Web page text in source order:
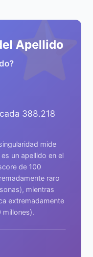
⭐
Apellido
388.218
mide
un apellido en el
de 100
raro
mientras
extremadamente
millones).